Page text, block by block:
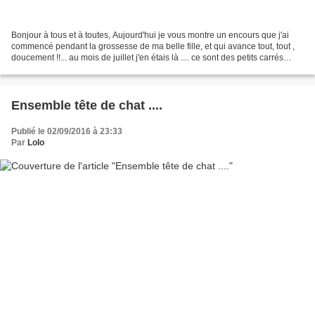
Bonjour à tous et à toutes, Aujourd'hui je vous montre un encours que j'ai
commencé pendant la grossesse de ma belle fille, et qui avance tout, tout ,
doucement !!... au mois de juillet j'en étais là .... ce sont des petits carrés
Ensemble tête de chat ....
Publié le 02/09/2016 à 23:33
Par Lolo